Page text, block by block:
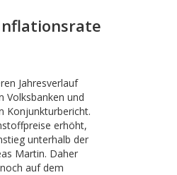
Jahresverlauf
Volksbanken und
Konjunkturbericht.
erhöht,
unterhalb der
Martin. Daher
auf dem